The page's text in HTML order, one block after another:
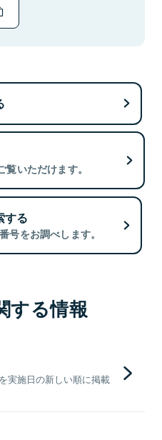
いただけます。
する
号をお調べします。
する情報
実施日の新しい順に掲載